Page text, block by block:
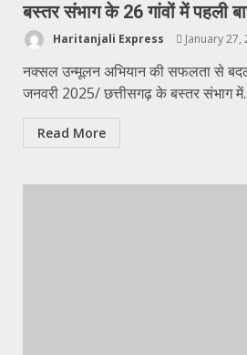
बस्तर संभाग के 26 गांवों में पहली
Haritanjali Express January 27,
नक्सल उन्मूलन अभियान की सफलता से
जनवरी 2025/ छत्तीसगढ़ के बस्तर संभाग
Read More